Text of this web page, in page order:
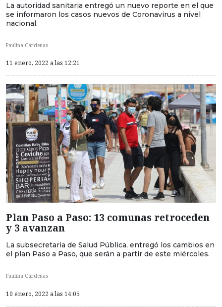
La autoridad sanitaria entregó un nuevo reporte en el que
se informaron los casos nuevos de Coronavirus a nivel
nacional.
Paulina Cárdenas
11 enero, 2022 a las 12:21
Plan Paso a Paso: 13 comunas retroceden
y 3 avanzan
La subsecretaria de Salud Pública, entregó los cambios en
el plan Paso a Paso, que serán a partir de este miércoles.
Paulina Cárdenas
10 enero, 2022 a las 14:05